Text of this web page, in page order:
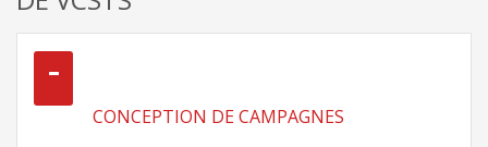
CONCEPTION DE CAMPAGNES